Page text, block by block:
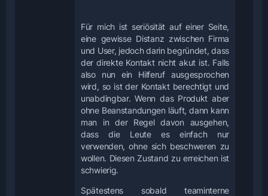
Für mich ist seriösität auf einer Seite,
eine gewisse Distanz zwischen Firma
und User, jedoch darin begründet, dass
der direkte Kontakt nicht akut ist. Falls
also nun ein Hilferuf ausgesprochen
wird, so ist der Kontakt berechtigt und
unabdingbar. Wenn das Produkt aber
ohne Beanstandungen läuft, dann kann
man in der Regel davon ausgehen,
dass die Leute es einfach nur
verwenden, ohne sich beschweren zu
wollen. Diesen Zustand zu erreichen ist
schwierig.
Spätestens sobald teaminterne